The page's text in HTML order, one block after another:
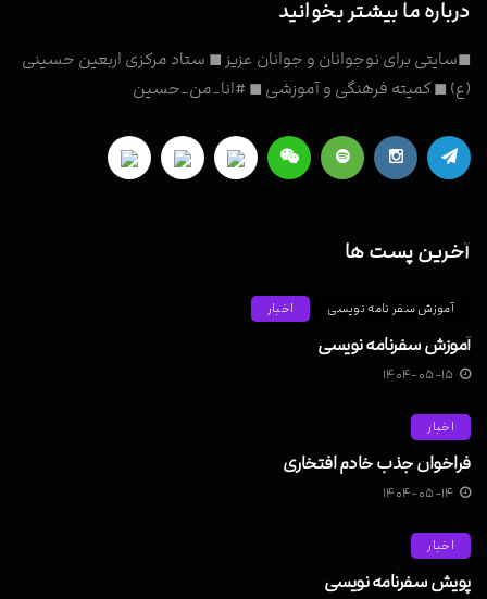
درباره ما بیشتر بخوانید
◼سایتی برای نوجوانان و جوانان عزیز ◼ ستاد مرکزی اربعین حسینی
(ع) ◼ کمیته فرهنگی و آموزشی ◼ #انا_من_حسین
آخرین پست ها
آموزش سفر نامه نویسی اخبار
آموزش سفرنامه نویسی
۱۴۰۴-۰۵-۱۵
اخبار
فراخوان جذب خادم افتخاری
۱۴۰۴-۰۵-۱۴
اخبار
پویش سفرنامه نویسی